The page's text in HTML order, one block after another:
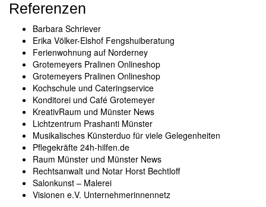
Referenzen
Barbara Schriever
Erika Völker-Elshof Fengshuiberatung
Ferienwohnung auf Norderney
Grotemeyers Pralinen Onlineshop
Grotemeyers Pralinen Onlineshop
Kochschule und Cateringservice
Konditorei und Café Grotemeyer
KreativRaum und Münster News
Lichtzentrum Prashanti Münster
Musikalisches Künsterduo für viele Gelegenheiten
Pflegekräfte 24h-hilfen.de
Raum Münster und Münster News
Rechtsanwalt und Notar Horst Bechtloff
Salonkunst – Malerei
Visionen e.V. Unternehmerinnennetz